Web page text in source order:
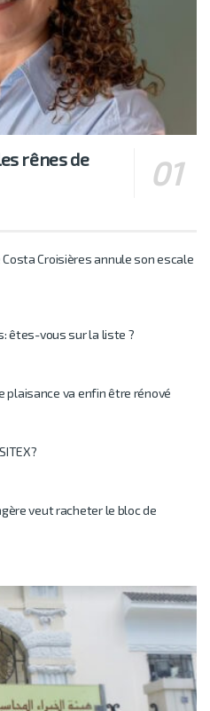
rênes de
Croisières annule son escale
êtes-vous sur la liste ?
plaisance va enfin être rénové
veut racheter le bloc de